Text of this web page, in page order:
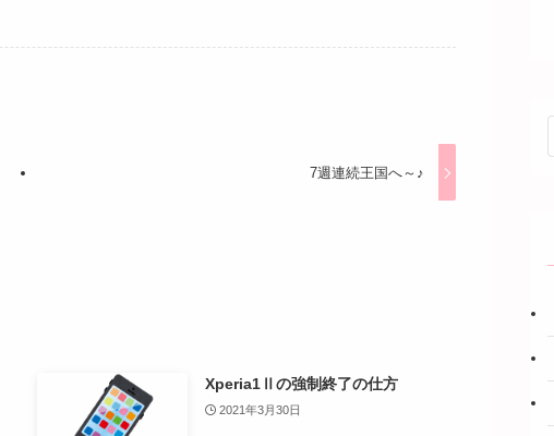
7週連続王国へ～♪
Xperia1Ⅱの強制終了の仕方
2021年3月30日